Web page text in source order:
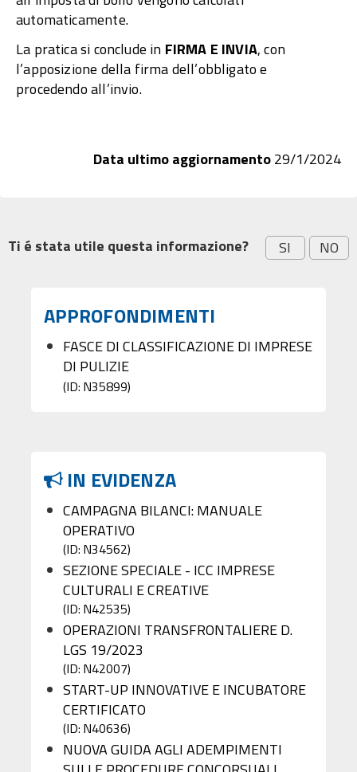
automaticamente.
La pratica si conclude in FIRMA E INVIA, con
l’apposizione della firma dell’obbligato e
procedendo all’invio.
Data ultimo aggiornamento29/1/2024
Ti é stata utile questa informazione? NO
SI
APPROFONDIMENTI
FASCE DI CLASSIFICAZIONE DI IMPRESE
DI PULIZIE
(ID: N35899)
IN EVIDENZA
CAMPAGNA BILANCI: MANUALE
OPERATIVO
(ID: N34562)
SEZIONE SPECIALE - ICC IMPRESE
CULTURALI E CREATIVE
(ID: N42535)
OPERAZIONI TRANSFRONTALIERE D.
LGS 19/2023
(ID: N42007)
START-UP INNOVATIVE E INCUBATORE
CERTIFICATO
(ID: N40636)
NUOVA GUIDA AGLI ADEMPIMENTI